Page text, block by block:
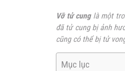
Vỡ tử cunglà một
đã tử cung bị ảnh
cũng có thể bị tử
Mục lục